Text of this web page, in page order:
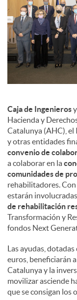
Caja de Ingenieros
Hacienda y
Catalunya (AHC), el
y otras entidades
convenio de
a colaborar en la
comunidades de
rehabilitadores.
estarán
de rehabilitación
Transformación y
fondos Next
Las ayudas,
euros, beneficiarán
Catalunya y la
movilizar asciende
que se consigan los